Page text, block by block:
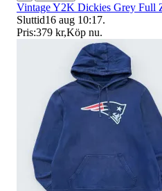
Vintage Y2K Dickies Grey Full
Sluttid16 aug 10:17.
Pris:379 kr,Köp nu.